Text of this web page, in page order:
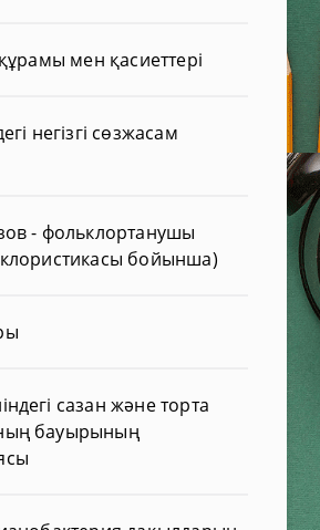
мен қасиеттері
негізгі сөзжасам
- фольклортанушы
бойынша)
сазан және торта
бауырының